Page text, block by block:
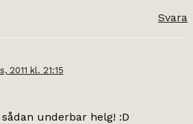
Svara
2011 kl. 21:15
underbar helg! :D